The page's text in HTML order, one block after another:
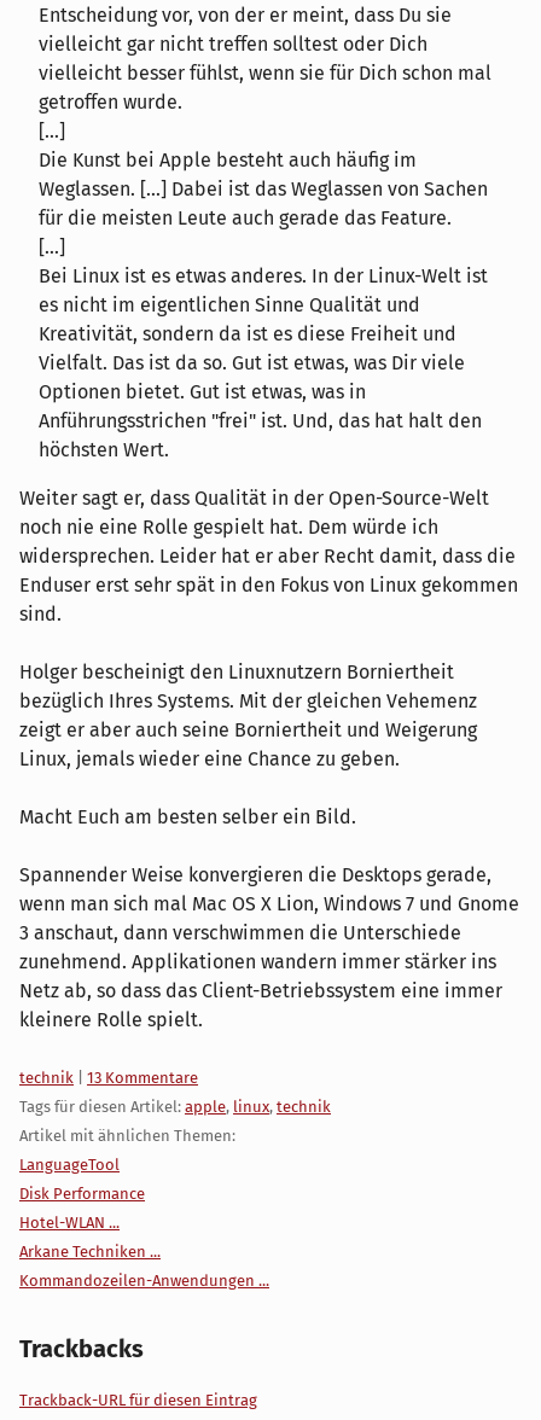
Entscheidung vor, von der er meint, dass Du sie
vielleicht gar nicht treffen solltest oder Dich
vielleicht besser fühlst, wenn sie für Dich schon mal
getroffen wurde.
[...]
Die Kunst bei Apple besteht auch häufig im
Weglassen. [...] Dabei ist das Weglassen von Sachen
für die meisten Leute auch gerade das Feature.
[...]
Bei Linux ist es etwas anderes. In der Linux-Welt ist
es nicht im eigentlichen Sinne Qualität und
Kreativität, sondern da ist es diese Freiheit und
Vielfalt. Das ist da so. Gut ist etwas, was Dir viele
Optionen bietet. Gut ist etwas, was in
Anführungsstrichen "frei" ist. Und, das hat halt den
höchsten Wert.
Weiter sagt er, dass Qualität in der Open-Source-Welt
noch nie eine Rolle gespielt hat. Dem würde ich
widersprechen. Leider hat er aber Recht damit, dass die
Enduser erst sehr spät in den Fokus von Linux gekommen
sind.
Holger bescheinigt den Linuxnutzern Borniertheit
bezüglich Ihres Systems. Mit der gleichen Vehemenz
zeigt er aber auch seine Borniertheit und Weigerung
Linux, jemals wieder eine Chance zu geben.
Macht Euch am besten selber ein Bild.
Spannender Weise konvergieren die Desktops gerade,
wenn man sich mal Mac OS X Lion, Windows 7 und Gnome
3 anschaut, dann verschwimmen die Unterschiede
zunehmend. Applikationen wandern immer stärker ins
Netz ab, so dass das Client-Betriebssystem eine immer
kleinere Rolle spielt.
Kategorien:
technik
13 Kommentare
Tags für diesen Artikel: apple, linux, technik
Artikel mit ähnlichen Themen:
LanguageTool
Disk Performance
Hotel-WLAN ...
Arkane Techniken ...
Kommandozeilen-Anwendungen ...
Trackbacks
Trackback-URL für diesen Eintrag